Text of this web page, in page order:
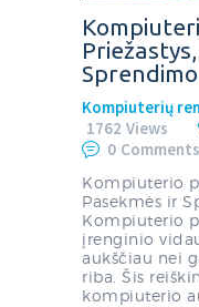
Kompiuterių
1762 Views
0 Comments
Kompiuterio
Pasekmės ir
Kompiuterio
įrenginio
aukščiau nei
riba. Šis
kompiuterio